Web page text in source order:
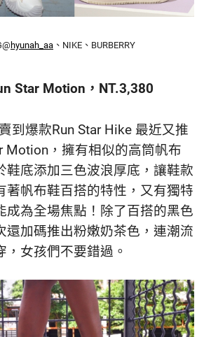
hyunah_aa 、NIKE、BURBERRY
Star Motion，NT.3,380
到爆款Run Star Hike 最近又推
Motion， 擁有相似的高筒帆布
鞋底添加三色波浪厚底，讓鞋款
著帆布鞋百搭的特性，又有獨特
為全場焦點！ 除了百搭的黑色
還加碼推出粉嫩奶茶色，連潮流
，女孩們不要錯過。